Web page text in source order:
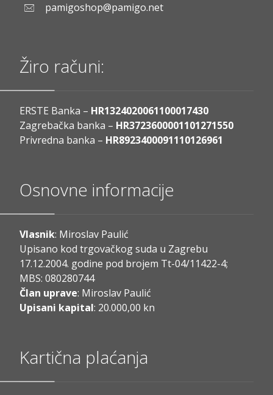
pamigoshop@pamigo.net
Žiro računi:
ERSTE Banka – HR1324020061100017430
Zagrebačka banka – HR3723600001101271550
Privredna banka – HR8923400091110126961
Osnovne informacije
Vlasnik: Miroslav Paulić
Upisano kod trgovačkog suda u Zagrebu
17.12.2004. godine pod brojem Tt-04/11422-4;
MBS: 080280744
Član uprave: Miroslav Paulić
Upisani kapital: 20.000,00 kn
Kartična plaćanja